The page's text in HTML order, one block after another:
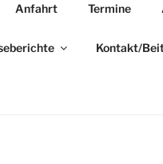
Anfahrt Termine
Kontakt/